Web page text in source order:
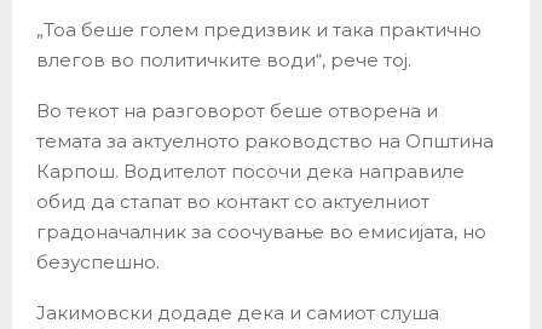
„Тоа беше голем предизвик и така практично
влегов во политичките води“, рече тој.
Во текот на разговорот беше отворена и
темата за актуелното раководство на Општина
Карпош. Водителот посочи дека направиле
обид да стапат во контакт со актуелниот
градоначалник за соочување во емисијата, но
безуспешно.
Јакимовски додаде дека и самиот слуша